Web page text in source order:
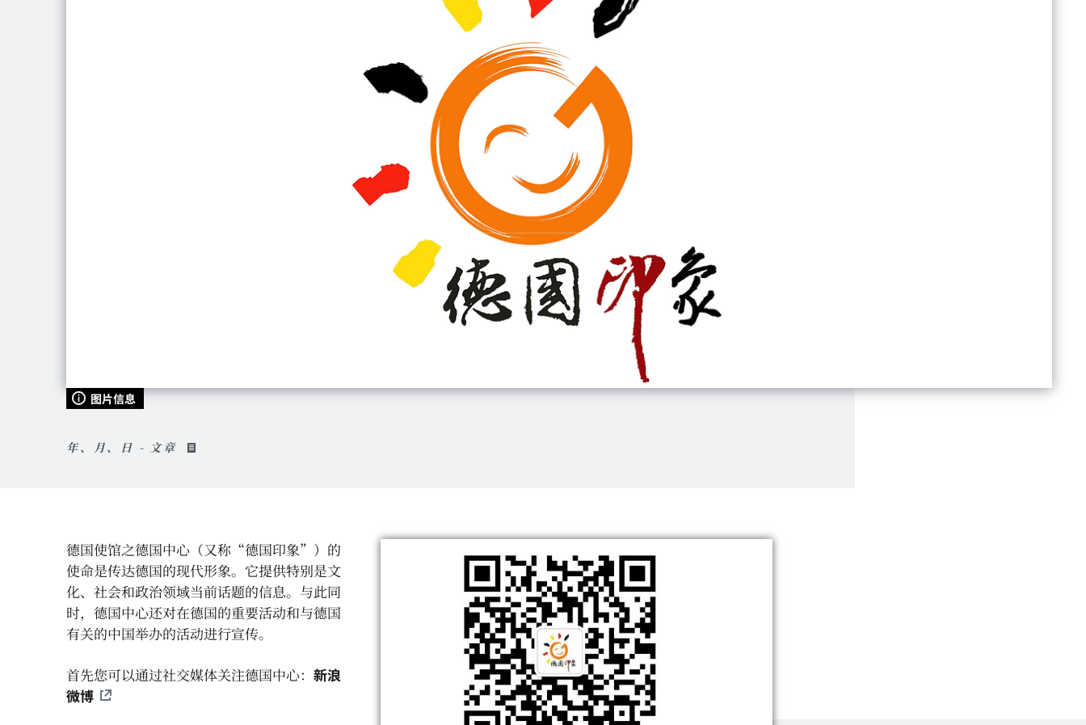
图片信息
年、月、日 - 文章
德国使馆之德国中心（又称“德国印象”）的
使命是传达德国的现代形象。它提供特别是文
化、社会和政治领域当前话题的信息。与此同
时，德国中心还对在德国的重要活动和与德国
有关的中国举办的活动进行宣传。
首先您可以通过社交媒体关注德国中心： 新浪
微博